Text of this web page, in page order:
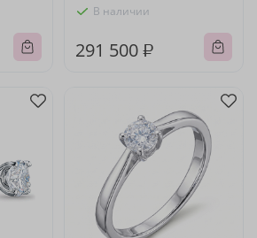
В наличии
291 500 ₽